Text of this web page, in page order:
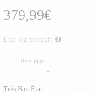
379,99€
Etat du produit
Bon état
-
Très Bon État